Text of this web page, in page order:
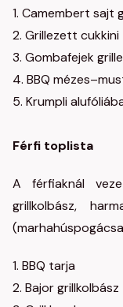
1. Camembert sajt
2. Grillezett cukkini
3. Gombafejek
4. BBQ
5. Krumpli
Férfi toplista
A férfiaknál
grillkolbász,
1. BBQ tarja
2. Bajor grillkolbász